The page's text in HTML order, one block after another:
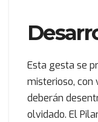
Esta gesta se
misterioso, con
deberán
olvidado. El